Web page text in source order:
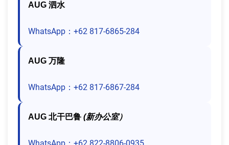
AUG 泗水
WhatsApp：+62 817-6865-284
AUG 万隆
WhatsApp：+62 817-6867-284
AUG 北干巴鲁 (新办公室）